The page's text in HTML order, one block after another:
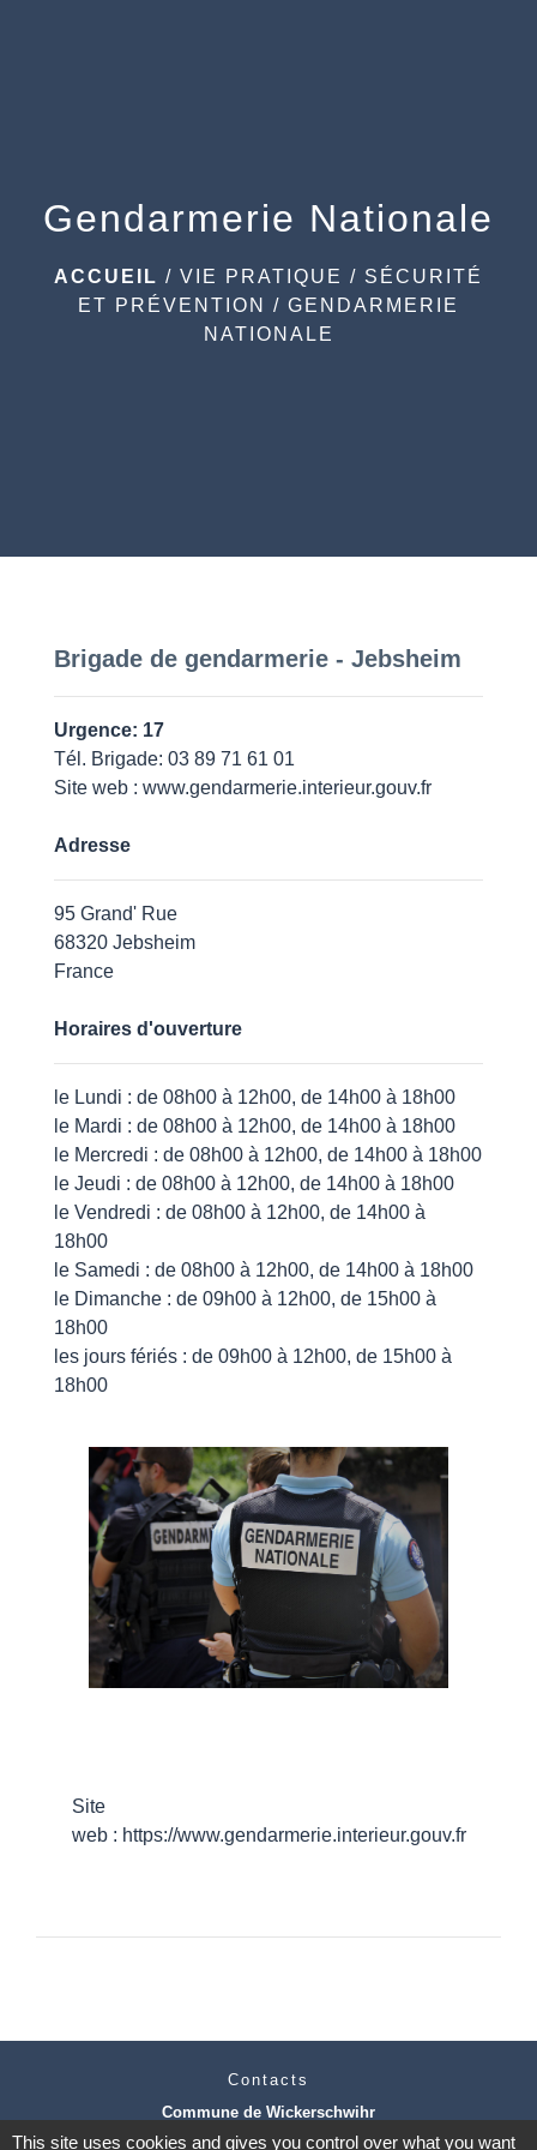
Gendarmerie Nationale
ACCUEIL / VIE PRATIQUE / SÉCURITÉ
ET PRÉVENTION
/ GENDARMERIE
NATIONALE
Brigade de gendarmerie - Jebsheim
Urgence: 17
Tél. Brigade: 03 89 71 61 01
Site web : www.gendarmerie.interieur.gouv.fr
Adresse
95 Grand' Rue
68320 Jebsheim
France
Horaires d'ouverture
le Lundi : de 08h00 à 12h00, de 14h00 à 18h00
le Mardi : de 08h00 à 12h00, de 14h00 à 18h00
le Mercredi : de 08h00 à 12h00, de 14h00 à 18h00
le Jeudi : de 08h00 à 12h00, de 14h00 à 18h00
le Vendredi : de 08h00 à 12h00, de 14h00 à
18h00
le Samedi : de 08h00 à 12h00, de 14h00 à 18h00
le Dimanche : de 09h00 à 12h00, de 15h00 à
18h00
les jours fériés : de 09h00 à 12h00, de 15h00 à
18h00
Site
web : https://www.gendarmerie.interieur.gouv.fr
Contacts
Commune de Wickerschwihr
37 Grand'Rue
This site uses cookies and gives you control over what you want